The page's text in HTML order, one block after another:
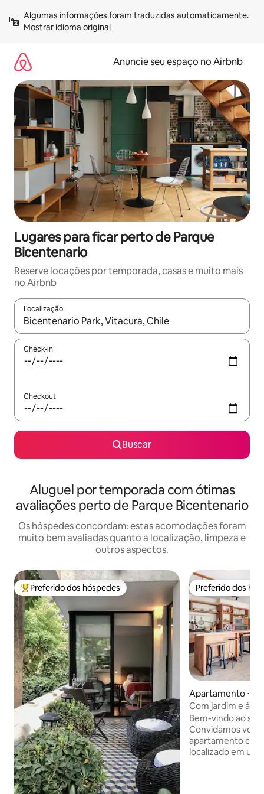
para
Mostrar idioma original
Anuncie seu espaço no Airbnb
Lugares para ficar perto de Parque
Bicentenario
Reserve locações por temporada, casas e muito mais
no Airbnb
Localização
Quando os resultados estiverem disponíveis, explore-os
Check-in
Checkout
Buscar
Aluguel por temporada com ótimas
avaliações perto de Parque Bicentenario
Os hóspedes concordam: estas acomodações foram
muito bem avaliadas quanto a localização, limpeza e
outros aspectos.
Entre os melhores preferidos dos hóspedes
Preferido dos hóspedes Preferido dos
Preferido dos
Apartamento ⋅
Com jardim e
poucos passos
Bem-vindo ao
Convidamos
apartamento
localizado em